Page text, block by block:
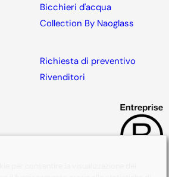
Bicchieri d'acqua
Collection By Naoglass
Richiesta di preventivo
Rivenditori